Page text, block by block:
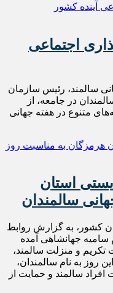
اجتماعی
سالمند، رئیس سازمان
در جامعه، از
متنوع در هفته جهانی
استان
سالمندان
کشور، به گزارش روابط
سامیه جهانشاهی آمده
تکریم و منزلت سالمند،
روز به نام سالمندان،
سالمند و حمایت از